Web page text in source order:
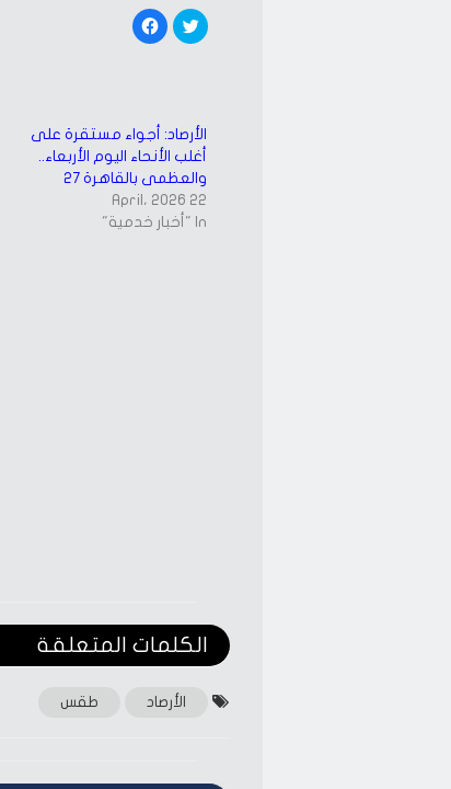
Click
to
share
window)
Click
to
window)
الأرصاد: أجواء مستقرة على
أغلب الأنحاء اليوم الأربعاء..
والعظمى بالقاهرة 27
22 April، 2026
In "أخبار خدمية"
الكلمات المتعلقة‎
الأرصاد طقس